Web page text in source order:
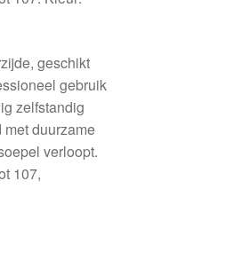
geschikt
gebruik
zelfstandig
duurzame
verloopt.
107,